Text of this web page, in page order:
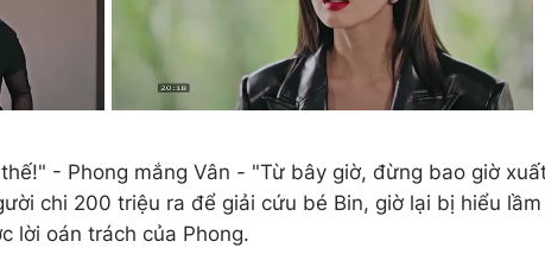
- Phong mắng Vân - "Từ bây giờ, đừng bao giờ
chi 200 triệu ra để giải cứu bé Bin, giờ lại bị hiểu lầm
lời oán trách của Phong.